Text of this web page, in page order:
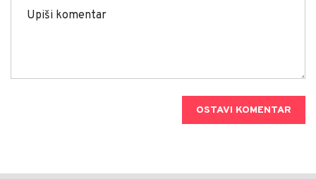
OSTAVI KOMENTAR